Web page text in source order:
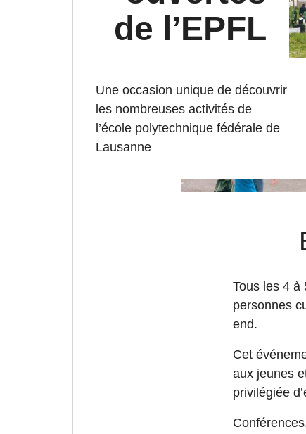
de l’EPFL
Une occasion unique de découvrir
les nombreuses activités de
l’école polytechnique fédérale de
Lausanne
Tous les 4 à
personnes
end.
Cet
aux jeunes
privilégiée